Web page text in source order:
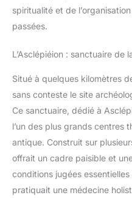
spiritualité et de
passées.
L’Asclépiéion : sanctuaire de
Situé à quelques kilomètres
sans conteste le site
Ce sanctuaire, dédié à
l’un des plus grands centres
antique. Construit sur
offrait un cadre paisible et
conditions jugées
pratiquait une médecine